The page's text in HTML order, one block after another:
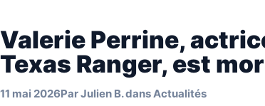
Valerie Perrine,
Texas Ranger, est
11 mai 2026ParJulien B.dansActualités